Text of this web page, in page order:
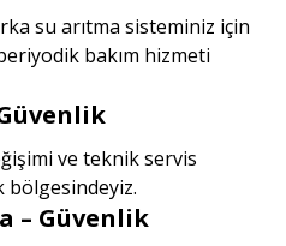
su arıtma sisteminiz için
bakım hizmeti
ve teknik servis
bölgesindeyiz.
– Güvenlik